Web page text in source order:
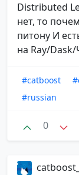
Distributed
нет, то
питону И
на Ray/Dask/
#catboost
#russian
0